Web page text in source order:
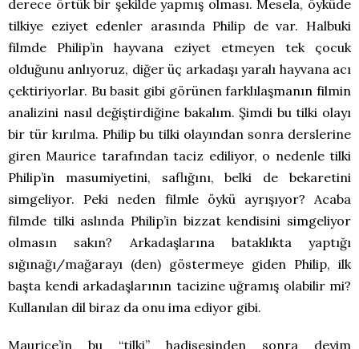
derece örtük bir şekilde yapmış olması. Mesela, öyküde
tilkiye eziyet edenler arasında Philip de var. Halbuki
filmde Philip’in hayvana eziyet etmeyen tek çocuk
olduğunu anlıyoruz, diğer üç arkadaşı yaralı hayvana acı
çektiriyorlar. Bu basit gibi görünen farklılaşmanın filmin
analizini nasıl değiştirdiğine bakalım. Şimdi bu tilki olayı
bir tür kırılma. Philip bu tilki olayından sonra derslerine
giren Maurice tarafından taciz ediliyor, o nedenle tilki
Philip’in masumiyetini, saflığını, belki de bekaretini
simgeliyor. Peki neden filmle öykü ayrışıyor? Acaba
filmde tilki aslında Philip’in bizzat kendisini simgeliyor
olmasın sakın? Arkadaşlarına bataklıkta yaptığı
sığınağı/mağarayı (den) göstermeye giden Philip, ilk
başta kendi arkadaşlarının tacizine uğramış olabilir mi?
Kullanılan dil biraz da onu ima ediyor gibi.
Maurice’in bu “tilki” hadisesinden sonra deyim